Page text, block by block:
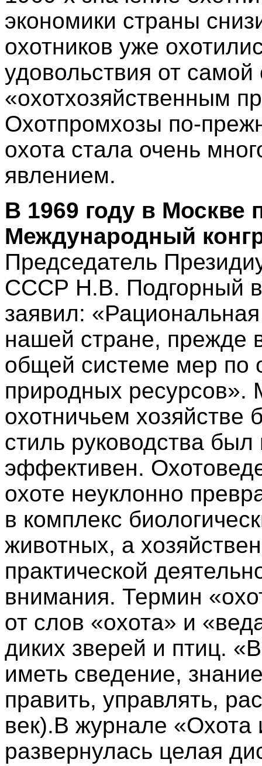
экономики страны
охотников уже
удовольствия от
«охотхозяйственным
Охотпромхозы по-
охота стала очень
явлением.
В 1969 году в Москве
Международный
Председатель
СССР Н.В. Подгорный в
заявил:
нашей стране, прежде
общей системе мер по
природных ресурсов».
охотничьем
стиль руководства
эффективен.
охоте неуклонно
в комплекс
животных, а
практической
внимания. Термин
от слов «охота» и
диких зверей и птиц.
иметь сведение,
править, управлять,
век).В журнале «Охота
развернулась целая